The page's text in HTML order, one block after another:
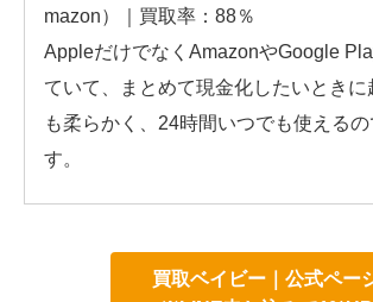
mazon）｜買取率：88％
AppleだけでなくAmazonやGoogle
ていて、まとめて現金化したいとき
も柔らかく、24時間いつでも使えるの
す。
買取ベイビー｜公式ペー